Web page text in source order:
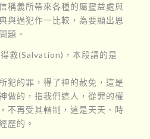
稱義所帶來各種的屬靈益處與
與過犯作一比較，為要顯出恩
題。
救(Salvation)，本段講的是
犯的罪，得了神的赦免，這是
做的，指我們這人，從罪的權
不再受其轄制，這是天天、時
歷的。